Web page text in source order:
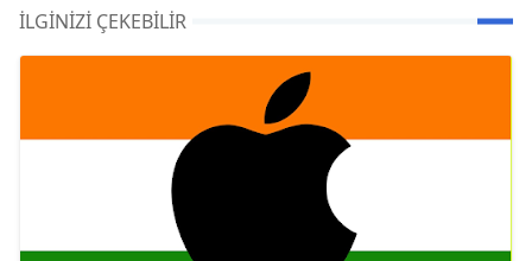
İLGINIZI ÇEKEBILIR